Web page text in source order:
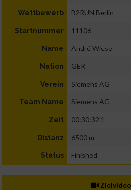
Wettbewerb B2RUN Berlin
Startnummer 11106
Name André Wiese
Nation GER
Verein Siemens AG
Team Name Siemens AG
Zeit 00:30:32.1
Distanz 6500 m
Status Finished
Zielvideo